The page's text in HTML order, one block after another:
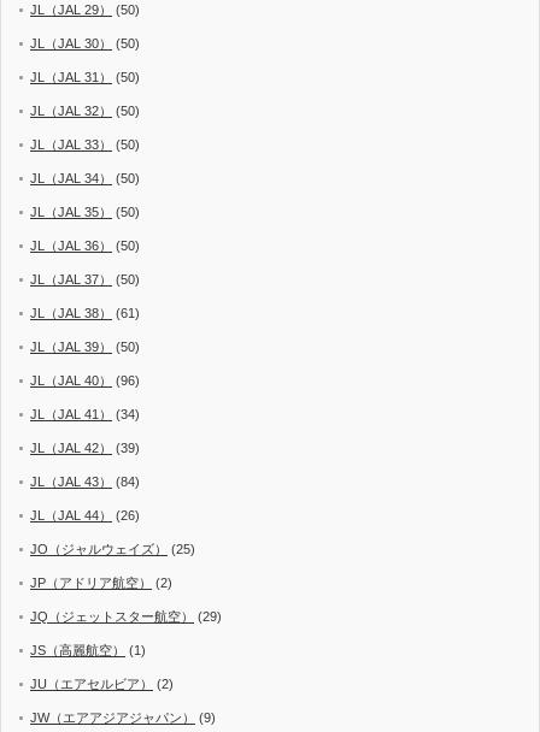
JL（JAL 29） (50)
JL（JAL 30） (50)
JL（JAL 31） (50)
JL（JAL 32） (50)
JL（JAL 33） (50)
JL（JAL 34） (50)
JL（JAL 35） (50)
JL（JAL 36） (50)
JL（JAL 37） (50)
JL（JAL 38） (61)
JL（JAL 39） (50)
JL（JAL 40） (96)
JL（JAL 41） (34)
JL（JAL 42） (39)
JL（JAL 43） (84)
JL（JAL 44） (26)
JO（ジャルウェイズ） (25)
JP（アドリア航空） (2)
JQ（ジェットスター航空） (29)
JS（高麗航空） (1)
JU（エアセルビア） (2)
JW（エアアジアジャパン） (9)